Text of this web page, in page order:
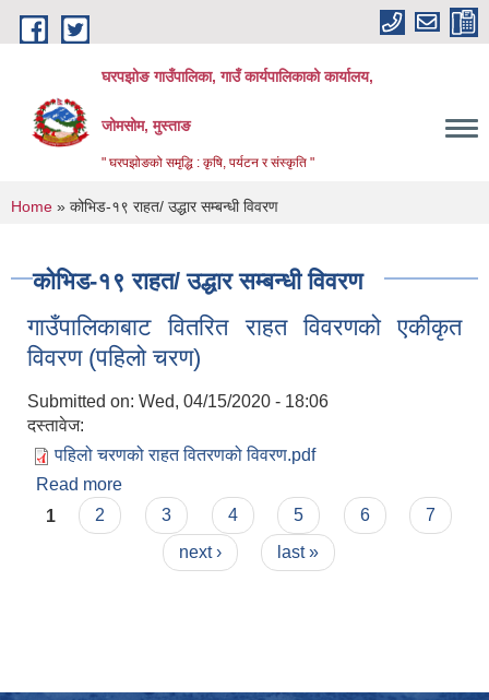
Skip to main content
घरपझोङ गाउँपालिका, गाउँ कार्यपालिकाको कार्यालय,
जोमसोम, मुस्ताङ
" घरपझोङको समृद्धि : कृषि, पर्यटन र संस्कृति "
You are here
Home » कोभिड-१९ राहत/ उद्धार सम्बन्धी विवरण
कोभिड-१९ राहत/ उद्धार सम्बन्धी विवरण
गाउँपालिकाबाट वितरित राहत विवरणको एकीकृत
विवरण (पहिलो चरण)
Submitted on: Wed, 04/15/2020 - 18:06
दस्तावेज:
पहिलो चरणको राहत वितरणको विवरण.pdf
Read more
विवरण (पहिलो चरण)
Pages
1 2 3 4 5 6
7
next ›
last »